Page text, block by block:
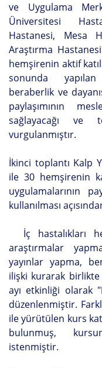
ve Uygulama
Üniversitesi
Hastanesi, Mesa
Araştırma
hemşirenin aktif
sonunda yapılan
beraberlik ve
paylaşımının
sağlayacağı ve
vurgulanmıştır.
İkinci toplantı Kalp
ile 30 hemşirenin
uygulamalarının
kullanılması
İç hastalıkları
araştırmalar
yayınlar yapma,
ilişki kurarak birlikte
ayı etkinliği olarak
düzenlenmiştir.
ile yürütülen kurs
bulunmuş,
istenmiştir.